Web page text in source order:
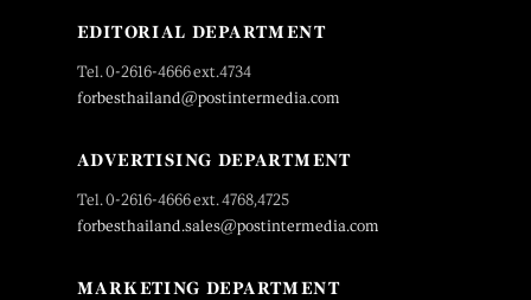
EDITORIAL DEPARTMENT
Tel. 0-2616-4666 ext.4734
forbesthailand@postintermedia.com
ADVERTISING DEPARTMENT
Tel. 0-2616-4666 ext. 4768,4725
forbesthailand.sales@postintermedia.com
MARKETING DEPARTMENT